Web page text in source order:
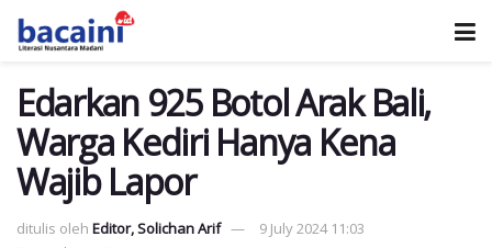
Edarkan 925 Botol Arak Bali,
Warga Kediri Hanya Kena
Wajib Lapor
ditulis oleh Editor, Solichan Arif
9 July 2024 11:03